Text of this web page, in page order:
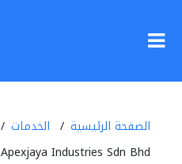
الصفحة الرئيسية الخدمات
Apexjaya Industries Sdn Bhd